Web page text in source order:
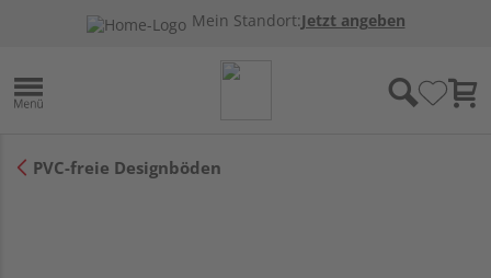
Mein Standort:Jetzt angeben
PVC-freie Designböden